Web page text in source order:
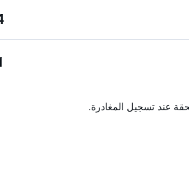
عند تسجيل المغادرة.